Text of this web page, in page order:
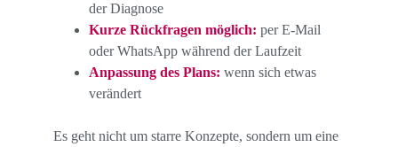
der Diagnose
Kurze Rückfragen möglich: per E-Mail
oder WhatsApp während der Laufzeit
Anpassung des Plans: wenn sich etwas
verändert
Es geht nicht um starre Konzepte, sondern um eine